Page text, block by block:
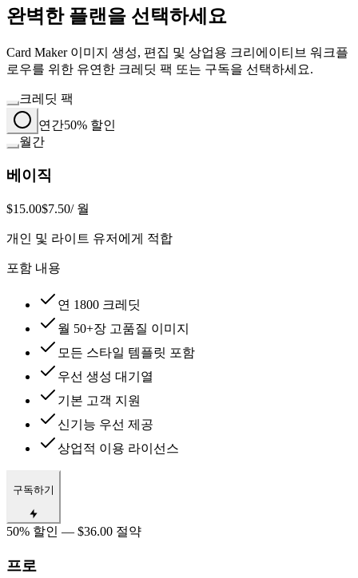
완벽한 플랜을 선택하세요
Card Maker 이미지 생성, 편집 및 상업용 크리에이티브 워크플
로우를 위한 유연한 크레딧 팩 또는 구독을 선택하세요.
크레딧 팩
연간50% 할인
월간
베이직
$15.00$7.50/ 월
개인 및 라이트 유저에게 적합
포함 내용
연 1800 크레딧
월 50+장 고품질 이미지
모든 스타일 템플릿 포함
우선 생성 대기열
기본 고객 지원
신기능 우선 제공
상업적 이용 라이선스
구독하기
50% 할인 — $36.00 절약
프로